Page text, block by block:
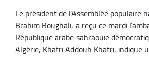
Le président de l’Assemblée populaire
Brahim Boughali, a reçu ce mardi
République arabe sahraouie
Algérie, Khatri Addouh Khatri, indique